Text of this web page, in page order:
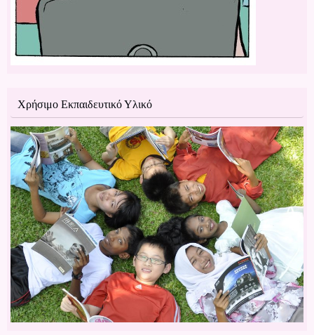
Χρήσιμο Εκπαιδευτικό Υλικό